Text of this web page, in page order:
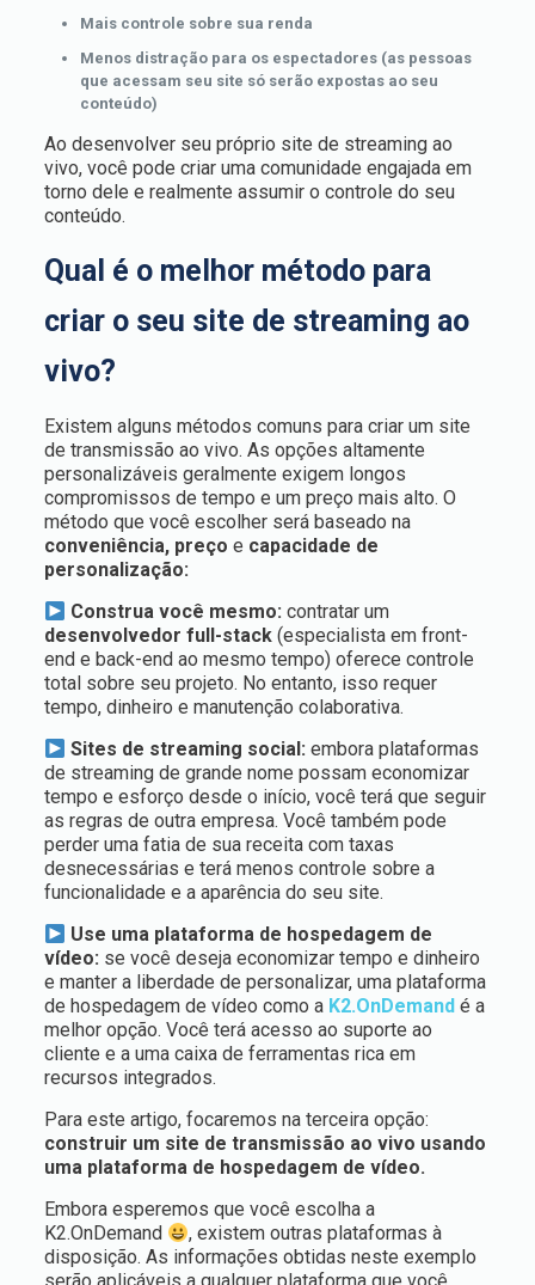
Mais controle sobre sua renda
Menos distração para os espectadores (as pessoas
que acessam seu site só serão expostas ao seu
conteúdo)
Ao desenvolver seu próprio site de streaming ao
vivo, você pode criar uma comunidade engajada em
torno dele e realmente assumir o controle do seu
conteúdo.
Qual é o melhor método para
criar o seu site de streaming ao
vivo?
Existem alguns métodos comuns para criar um site
de transmissão ao vivo. As opções altamente
personalizáveis geralmente exigem longos
compromissos de tempo e um preço mais alto. O
método que você escolher será baseado na
conveniência, preço e capacidade de
personalização:
Construa você mesmo: contratar um
desenvolvedor full-stack(especialista em front-
end e back-end ao mesmo tempo) oferece controle
total sobre seu projeto. No entanto, isso requer
tempo, dinheiro e manutenção colaborativa.
Sites de streaming social: embora plataformas
de streaming de grande nome possam economizar
tempo e esforço desde o início, você terá que seguir
as regras de outra empresa. Você também pode
perder uma fatia de sua receita com taxas
desnecessárias e terá menos controle sobre a
funcionalidade e a aparência do seu site.
Use uma plataforma de hospedagem de
vídeo: se você deseja economizar tempo e dinheiro
e manter a liberdade de personalizar, uma plataforma
de hospedagem de vídeo como a K2.OnDemandé a
melhor opção. Você terá acesso ao suporte ao
cliente e a uma caixa de ferramentas rica em
recursos integrados.
Para este artigo, focaremos na terceira opção:
construir um site de transmissão ao vivo usando
uma plataforma de hospedagem de vídeo.
Embora esperemos que você escolha a
K2.OnDemand
, existem outras plataformas à
disposição. As informações obtidas neste exemplo